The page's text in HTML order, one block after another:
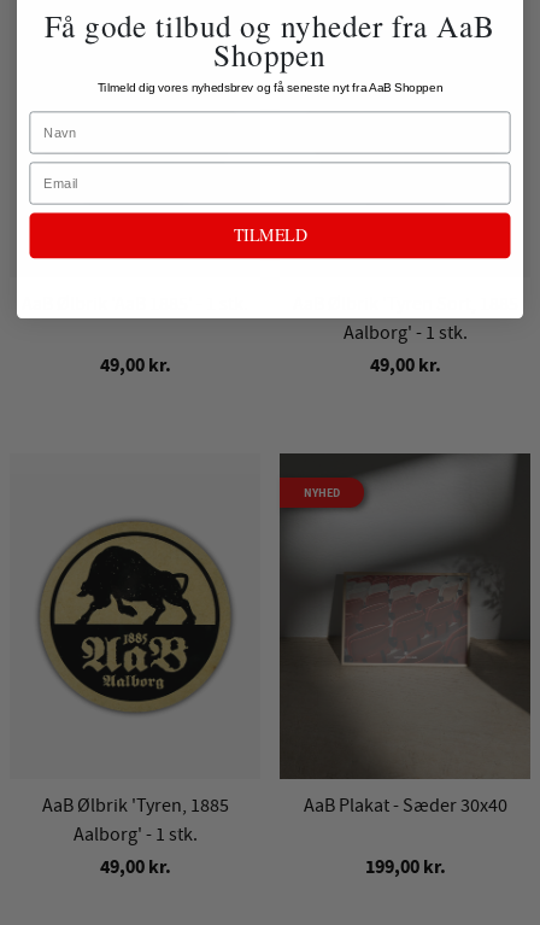
49,00 kr.
Aalborg' - 1 stk.
49,00 kr.
AaB Ølbrik 'Tyren, 1885
Aalborg' - 1 stk.
49,00 kr.
NYHED
AaB Plakat - Sæder 30x40
199,00 kr.
Få gode tilbud og nyheder fra AaB
Shoppen
Tilmeld dig vores nyhedsbrev og få seneste nyt fra AaB Shoppen
Name
Email
TILMELD